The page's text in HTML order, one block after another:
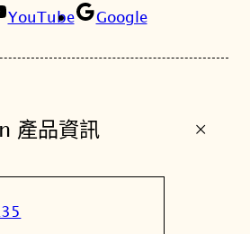
YouTube
Google
產品資訊 +